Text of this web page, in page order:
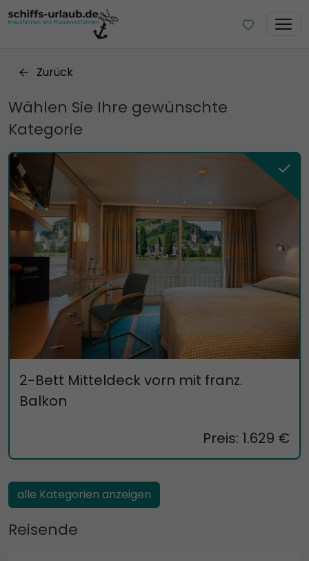
Zurück
Wählen Sie Ihre gewünschte
Kategorie
2-Bett Mitteldeck vorn mit franz.
Balkon
Preis: 1.629 €
alle Kategorien anzeigen
Reisende